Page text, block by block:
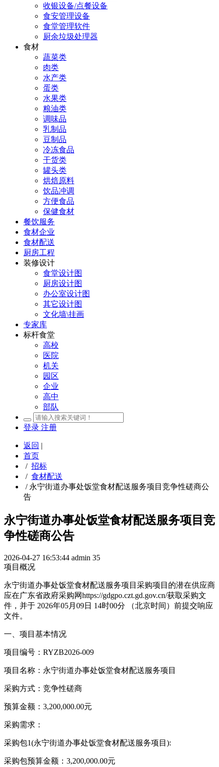
收银设备/点餐设备
食安管理设备
食堂管理软件
厨余垃圾处理器
食材
蔬菜类
肉类
水产类
蛋类
水果类
粮油类
调味品
乳制品
豆制品
冷冻食品
干货类
罐头类
烘焙原料
饮品冲调
方便食品
保健食材
餐饮服务
食材企业
食材配送
厨房工程
装修设计
食堂设计图
厨房设计图
办公室设计图
其它设计图
文化墙\挂画
专家库
标杆食堂
高校
医院
机关
园区
企业
高中
部队
登录 注册
返回 |
首页
/ 招标
/ 食材配送
/ 永宁街道办事处饭堂食材配送服务项目竞争性磋商公
告
永宁街道办事处饭堂食材配送服务项目竞
争性磋商公告
2026-04-27 16:53:44 admin 35
项目概况
永宁街道办事处饭堂食材配送服务项目采购项目的潜在供应商
应在广东省政府采购网https://gdgpo.czt.gd.gov.cn/获取采购文
件，并于 2026年05月09日 14时00分 （北京时间）前提交响应
文件。
一、项目基本情况
项目编号：RYZB2026-009
项目名称：永宁街道办事处饭堂食材配送服务项目
采购方式：竞争性磋商
预算金额：3,200,000.00元
采购需求：
采购包1(永宁街道办事处饭堂食材配送服务项目):
采购包预算金额：3,200,000.00元